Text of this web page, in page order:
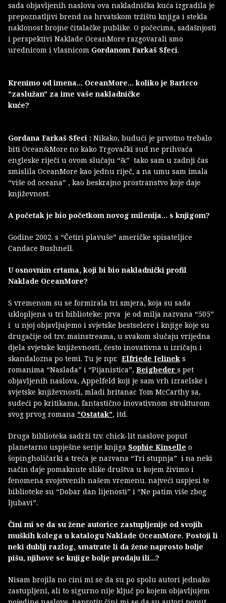
sada objavljenih naslova ova nakladnička kuća izgradila je
prepoznatljivi brend na hrvatskom tržištu knjiga i stekla
naklonost brojne čitalačke publike. O počecima, sadašnjosti
i perspektivi Naklade OceanMore razgovarali smo
urednicom i vlasnicom Gordanom Farkaš Sfeci.
Krenimo od imena... OceanMore... koliko je Baricco
"zaslužan" za ime vaše nakladničke
kuće?
Gordana Farkaš Sfeci : Nikako, budući je prvotno trebalo
biti Ocean&More no kako Trgovački sud ne prihvaća
engleske riječi u ovom slučaju “&” tako sam u zadnji čas
smislila OceanMore kao jednu riječ, a na umu sam imala
“više od oceana” , kao beskrajno prostranstvo koje daje
književnost.
A početak je bio početkom novog milenija… s knjigom?
Godine 2002. s “Četiri plavuše” američke spisateljice
Candace Bushnell.
U osnovnim crtama, koji bi bio nakladnički profil
Naklade OceanMore?
S vremenom su se formirala tri smjera, koja su sada
uklopljena u tri biblioteke: prva je od milja nazvana “505”
i u njoj objavljujemo i svjetske bestselere i knjige koje su
drugačije od tzv. mainstreama, u svakom slučaju vrijedna
djela svjetske književnosti, često inovativna u izričaju i
skandalozna po temi. Tu je npr. Elfriede Jelinek s
romanima “Naslada” i “Pijanistica”, Beigbeder s pet
objavljenih naslova, Appelfeld koji je sam vrh izraelske i
svjetske književnosti, mladi britanac Tom McCarthy sa,
sudeći po kritikama, fantastično inovativnom strukturom
svog prvog romana “Ostatak”, itd.
Druga biblioteka sadrži tzv. chick-lit naslove poput
planetarno uspješne serije knjiga Sophie Kinselle o
šopingholičarki a treća je nazvana “Tri stupnja” i na neki
način daje pomaknute slike društva u kojem živimo i
fenomena svojstvenih našem vremenu. najveći uspjesi te
biblioteke su “Dobar dan lijenosti” i “Ne patim više zbog
ljubavi”.
Čini mi se da su žene autorice zastupljenije od svojih
muških kolega u katalogu Naklade OceanMore. Postoji li
neki dublji razlog, smatrate li da žene naprosto bolje
pišu, njihove se knjige bolje prodaju ili...?
Nisam brojila no cini mi se da su po spolu autori jednako
zastupljeni, ali to sigurno nije ključ po kojem objavljujem